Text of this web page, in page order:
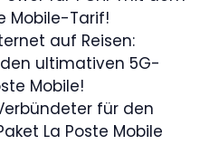
Mobile-Tarif!
auf Reisen:
ultimativen 5G-
Mobile!
für den
La Poste Mobile